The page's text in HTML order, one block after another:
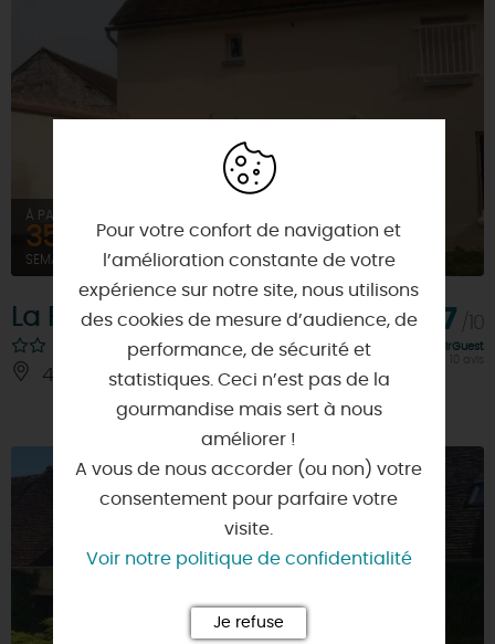
À PARTIR DE
354€
SEMAINE (MEUBLÉ)
La Ferme Millet
45340 - EGRY À 6 KM
7,7
Note FairGuest
Pour votre confort de navigation et
l’amélioration constante de votre
expérience sur notre site, nous utilisons
des cookies de mesure d’audience, de
performance, de sécurité et
statistiques. Ceci n’est pas de la
gourmandise mais sert à nous
améliorer !
A vous de nous accorder (ou non) votre
consentement pour parfaire votre
visite.
Voir notre politique de confidentialité
Je refuse